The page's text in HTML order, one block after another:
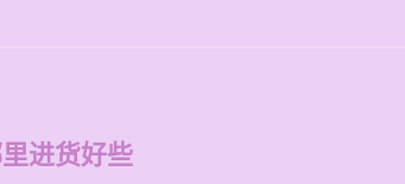
进货好些